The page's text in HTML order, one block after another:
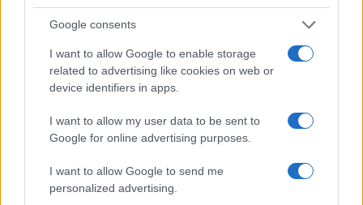
Google consents
I want to allow Google to enable storage
related to advertising like cookies on web or
device identifiers in apps.
I want to allow my user data to be sent to
Google for online advertising purposes.
I want to allow Google to send me
personalized advertising.
áttelepedési folyamat megkönnyítésével
külföldre költözését. A
program sikere utat nyithat egy nagyobb
léptékű áttelepülésnek, potenciális utat
kínálva a stabilitás felé több ezer gázai
számára, akik úgy döntenek, hogy elhagyják a
régiót.